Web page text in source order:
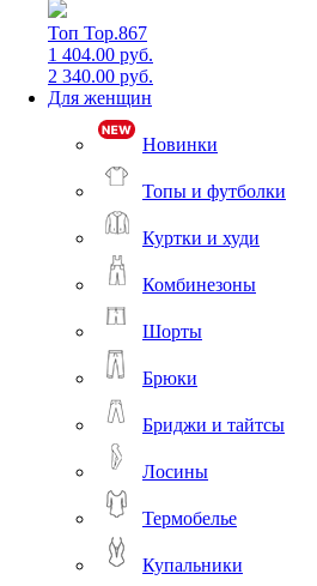
Топ Top.867
1 404.00 руб.
2 340.00 руб.
Для женщин
Новинки
Топы и футболки
Куртки и худи
Комбинезоны
Шорты
Брюки
Бриджи и тайтсы
Лосины
Термобелье
Купальники